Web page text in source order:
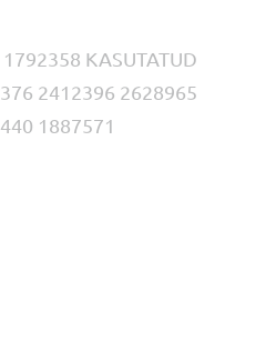
KASUTATUD
2412396 2628965
1887571